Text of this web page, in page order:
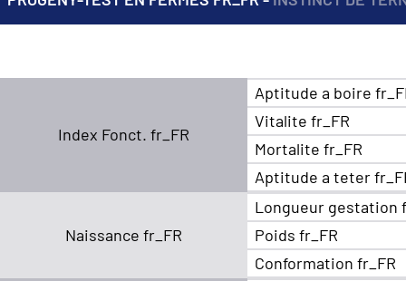
Index Fonct. fr_FR
Aptitude a boire
Vitalite fr_FR
Mortalite fr_FR
Aptitude a teter
Naissance fr_FR
Longueur gestation
Poids fr_FR
Conformation fr_FR